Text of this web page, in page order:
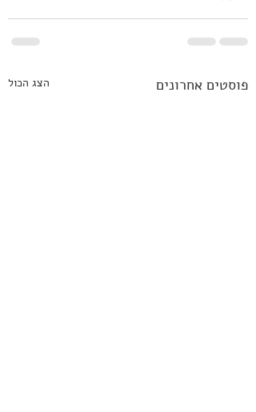
פוסטים אחרונים הצג הכול